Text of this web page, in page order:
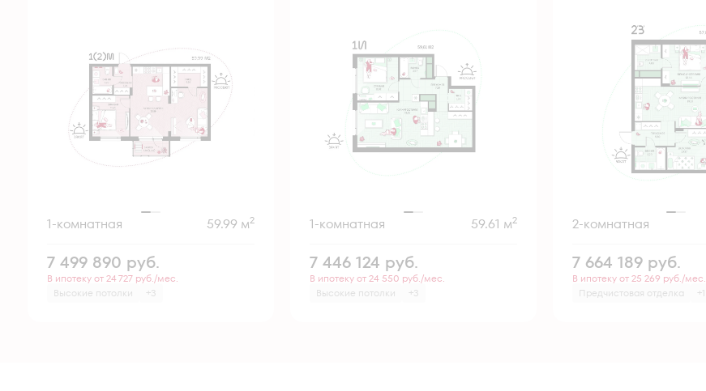
1-комнатная 59.99 м2
7 499 890 руб.
В ипотеку от 24 727 руб./мес.
Высокие потолки
+3
1-комнатная 59.61 м2
7 446 124 руб.
В ипотеку от 24 550 руб./мес.
Высокие потолки
+3
2-комнатная
7 664 189 руб.
В ипотеку от 25 269 руб./мес.
Предчистовая отделка
+1